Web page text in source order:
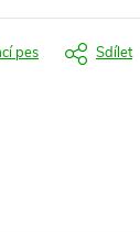
pes Sdílet